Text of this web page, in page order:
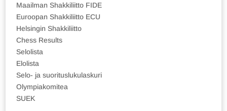
Maailman Shakkiliitto FIDE
Euroopan Shakkiliitto ECU
Helsingin Shakkiliitto
Chess Results
Selolista
Elolista
Selo- ja suorituslukulaskuri
Olympiakomitea
SUEK